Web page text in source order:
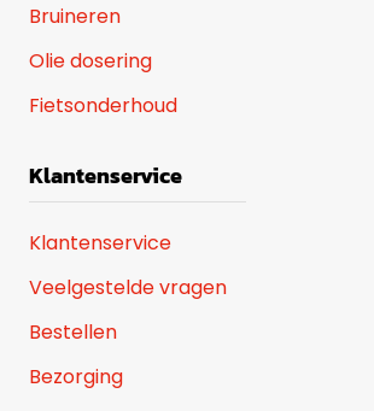
Bruineren
Olie dosering
Fietsonderhoud
Klantenservice
Klantenservice
Veelgestelde vragen
Bestellen
Bezorging